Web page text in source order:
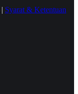
| Syarat & Ketentuan